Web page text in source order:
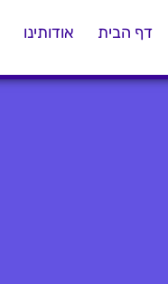
דף הבית אודותינו